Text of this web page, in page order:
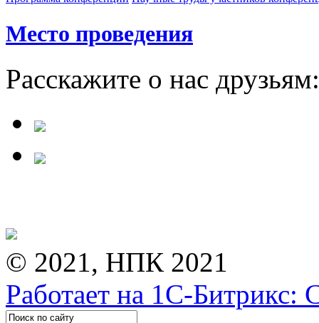
Место проведения
Расскажите о нас друзьям:
© 2021, НПК 2021
Работает на 1С-Битрикс: